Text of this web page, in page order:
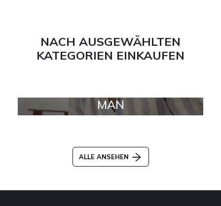
NACH AUSGEWÄHLTEN
KATEGORIEN EINKAUFEN
MAN
ALLE ANSEHEN